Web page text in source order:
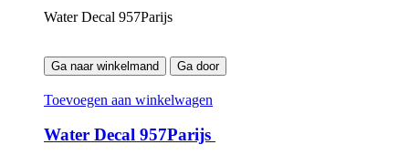
Water Decal 957Parijs
Ga naar winkelmand Ga door
Toevoegen aan winkelwagen
Water Decal 957Parijs